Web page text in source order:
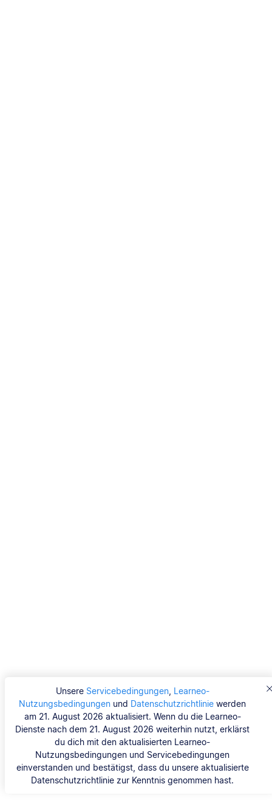
Unsere Servicebedingungen, Learneo-
Nutzungsbedingungen und Datenschutzrichtlinie werden
am 21. August 2026 aktualisiert. Wenn du die Learneo-
Dienste nach dem 21. August 2026 weiterhin nutzt, erklärst
du dich mit den aktualisierten Learneo-
Nutzungsbedingungen und Servicebedingungen
einverstanden und bestätigst, dass du unsere aktualisierte
Datenschutzrichtlinie zur Kenntnis genommen hast.